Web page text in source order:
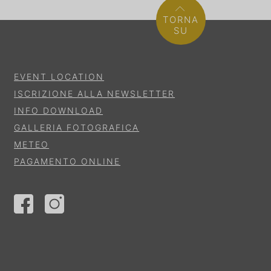
TORNA
SU
EVENT LOCATION
ISCRIZIONE ALLA NEWSLETTER
INFO DOWNLOAD
GALLERIA FOTOGRAFICA
METEO
PAGAMENTO ONLINE